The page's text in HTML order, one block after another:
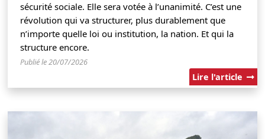
sécurité sociale. Elle sera votée à l’unanimité. C’est une
révolution qui va structurer, plus durablement que
n’importe quelle loi ou institution, la nation. Et qui la
structure encore.
Publié le 20/07/2026
Lire l'article